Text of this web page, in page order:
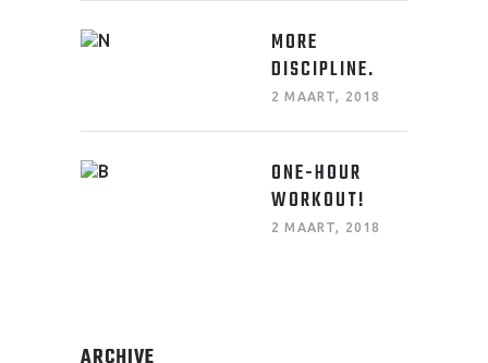
MORE
DISCIPLINE.
2 MAART, 2018
ONE-HOUR
WORKOUT!
2 MAART, 2018